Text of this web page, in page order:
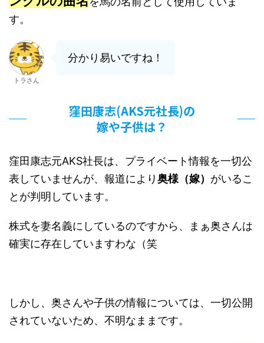
す。
トラさん
分かり易いですね！
窪田康志(AKS元社長)の
嫁や子供は？
窪田康志元AKS社長は、プライベート情報を一切公
表していませんが、報道により奥様（嫁） がいるこ
とが判明しています。
株式を妻名義にしているのですから、まぁ奥さんは
確実に存在していますわな（笑
しかし、奥さんや子供の情報については、一切公開
されていないため、不明なままです。